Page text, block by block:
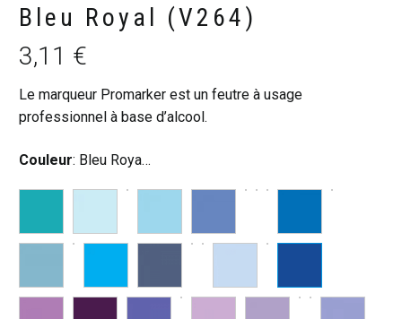
Bleu Royal (V264)
3,11 €
Le marqueur Promarker est un feutre à usage
professionnel à base d’alcool.
Couleur: Bleu Royal (V264)